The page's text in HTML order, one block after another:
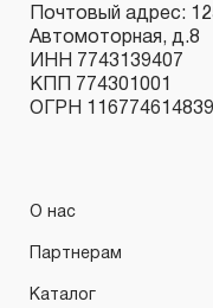
1.2 «ПОЖИЗНЕННАЯ
при условии
правил
2. Понятие
2.1 На инструмент,
КИНЕМАТИЧЕСКУЮ
Почтовый адрес:
Автомоторная, д.8
ИНН 7743139407
КПП 774301001
ОГРН
О нас
Партнерам
Каталог